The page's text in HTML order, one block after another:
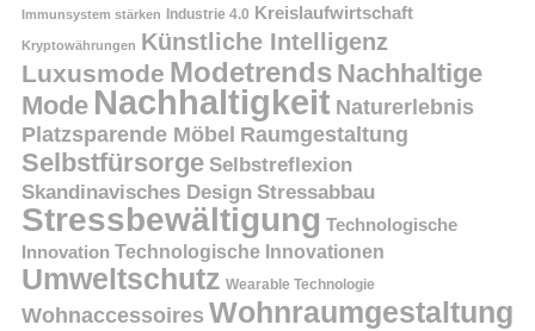
Immunsystem stärken Industrie 4.0 Kreislaufwirtschaft
Kryptowährungen Künstliche Intelligenz
Luxusmode Modetrends Nachhaltige
Mode Nachhaltigkeit Naturerlebnis
Platzsparende Möbel Raumgestaltung
Selbstfürsorge Selbstreflexion
Skandinavisches Design Stressabbau
Stressbewältigung Technologische
Innovation Technologische Innovationen
Umweltschutz Wearable Technologie
Wohnaccessoires Wohnraumgestaltung